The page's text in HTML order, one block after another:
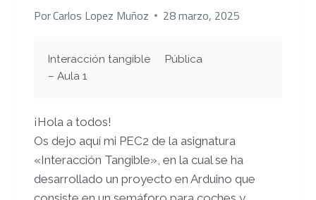
PorCarlos Lopez Muñoz 28 marzo, 2025
Interacción tangible
– Aula 1
Pública
¡Hola a todos!
Os dejo aquí mi PEC2 de la asignatura
«Interacción Tangible», en la cual se ha
desarrollado un proyecto en Arduino que